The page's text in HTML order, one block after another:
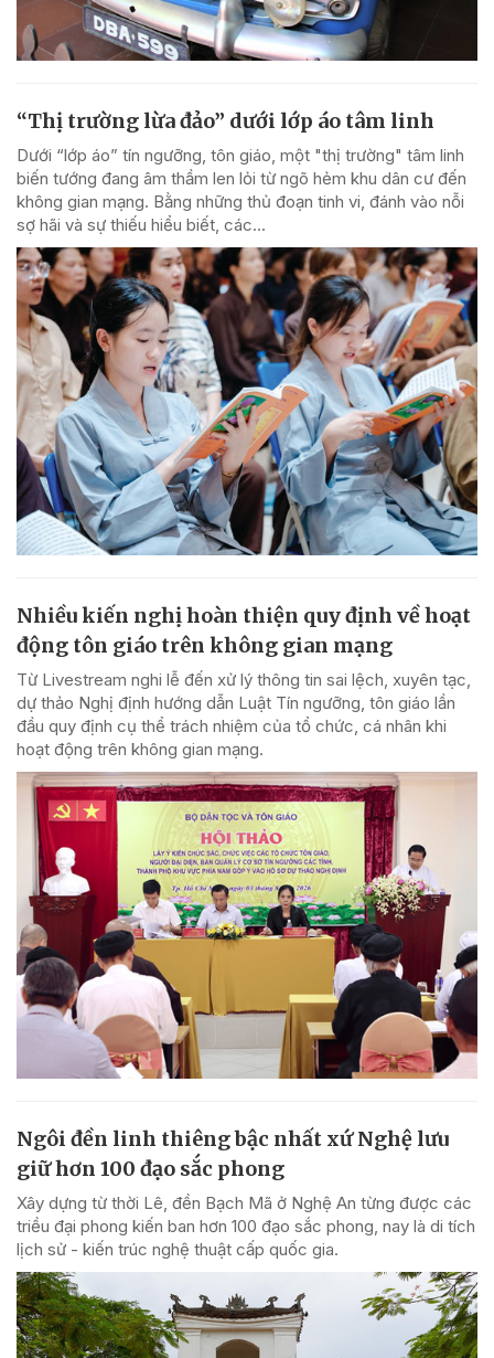
“Thị trường lừa đảo” dưới lớp áo tâm linh
Dưới “lớp áo” tín ngưỡng, tôn giáo, một "thị trường" tâm linh
biến tướng đang âm thầm len lỏi từ ngõ hẻm khu dân cư đến
không gian mạng. Bằng những thủ đoạn tinh vi, đánh vào nỗi
sợ hãi và sự thiếu hiểu biết, các...
Nhiều kiến nghị hoàn thiện quy định về hoạt
động tôn giáo trên không gian mạng
Từ Livestream nghi lễ đến xử lý thông tin sai lệch, xuyên tạc,
dự thảo Nghị định hướng dẫn Luật Tín ngưỡng, tôn giáo lần
đầu quy định cụ thể trách nhiệm của tổ chức, cá nhân khi
hoạt động trên không gian mạng.
Ngôi đền linh thiêng bậc nhất xứ Nghệ lưu
giữ hơn 100 đạo sắc phong
Xây dựng từ thời Lê, đền Bạch Mã ở Nghệ An từng được các
triều đại phong kiến ban hơn 100 đạo sắc phong, nay là di tích
lịch sử - kiến trúc nghệ thuật cấp quốc gia.